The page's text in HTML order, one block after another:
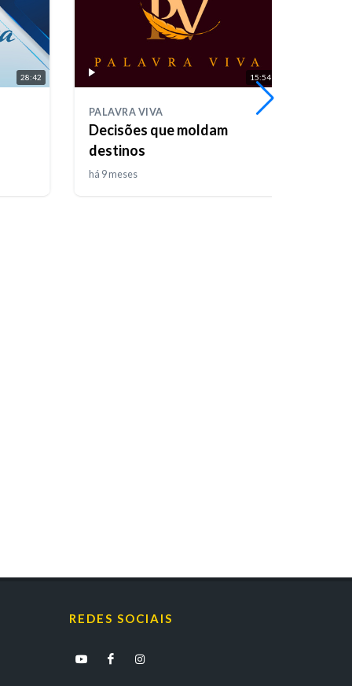
28:42 15:54
PALAVRA VIVA
Decisões que moldam
destinos
há 9 meses
REDES SOCIAIS